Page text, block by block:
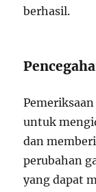
berhasil.
untuk
dan
perubahan
yang dapat